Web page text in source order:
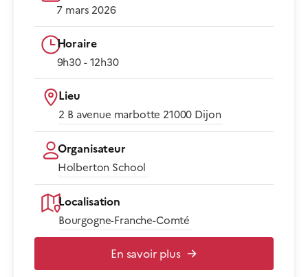
7 mars 2026
Horaire
9h30 - 12h30​
Lieu
2 B avenue marbotte 21000 Dijon​
Organisateur
Holberton School
Localisation
Bourgogne-Franche-Comté
En savoir plus